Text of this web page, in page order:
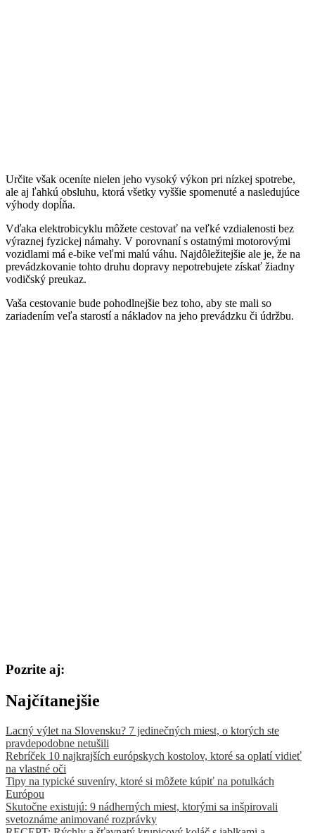
Určite však oceníte nielen jeho vysoký výkon pri nízkej spotrebe,
ale aj ľahkú obsluhu, ktorá všetky vyššie spomenuté a nasledujúce
výhody dopĺňa.
Vďaka elektrobicyklu môžete cestovať na veľké vzdialenosti bez
výraznej fyzickej námahy. V porovnaní s ostatnými motorovými
vozidlami má e-bike veľmi malú váhu. Najdôležitejšie ale je, že na
prevádzkovanie tohto druhu dopravy nepotrebujete získať žiadny
vodičský preukaz.
Vaša cestovanie bude pohodlnejšie bez toho, aby ste mali so
zariadením veľa starostí a nákladov na jeho prevádzku či údržbu.
Pozrite aj:
Najčítanejšie
Lacný výlet na Slovensku? 7 jedinečných miest, o ktorých ste
pravdepodobne netušili
Rebríček 10 najkrajších európskych kostolov, ktoré sa oplatí vidieť
na vlastné oči
Tipy na typické suveníry, ktoré si môžete kúpiť na potulkách
Európou
Skutočne existujú: 9 nádherných miest, ktorými sa inšpirovali
svetoznáme animované rozprávky